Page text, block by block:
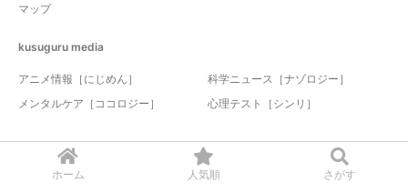
ホーム 人気順 さがす
マップ
kusuguru media
アニメ情報［にじめん］
科学ニュース［ナゾロジー］
メンタルケア［ココロジー］
心理テスト［シンリ］
© 2017-2026 nazology. all rights reserved.